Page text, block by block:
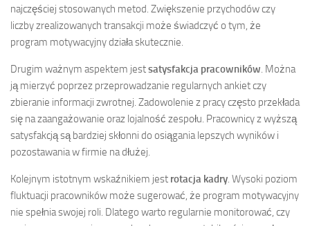
najczęściej stosowanych metod. Zwiększenie przychodów czy
liczby zrealizowanych transakcji może świadczyć o tym, że
program motywacyjny działa skutecznie.
Drugim ważnym aspektem jestsatysfakcja pracowników. Można
ją mierzyć poprzez przeprowadzanie regularnych ankiet czy
zbieranie informacji zwrotnej. Zadowolenie z pracy często przekłada
się na zaangażowanie oraz lojalność zespołu. Pracownicy z wyższą
satysfakcją są bardziej skłonni do osiągania lepszych wyników i
pozostawania w firmie na dłużej.
Kolejnym istotnym wskaźnikiem jest rotacja kadry. Wysoki poziom
fluktuacji pracowników może sugerować, że program motywacyjny
nie spełnia swojej roli. Dlatego warto regularnie monitorować, czy